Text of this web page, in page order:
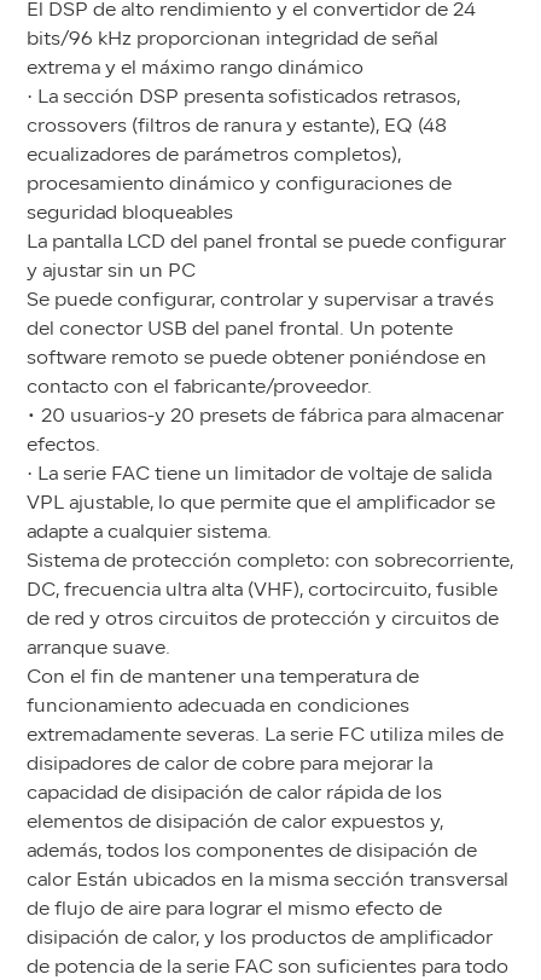
El DSP de alto rendimiento y el convertidor de 24
bits/96 kHz proporcionan integridad de señal
extrema y el máximo rango dinámico
· La sección DSP presenta sofisticados retrasos,
crossovers (filtros de ranura y estante), EQ (48
ecualizadores de parámetros completos),
procesamiento dinámico y configuraciones de
seguridad bloqueables
La pantalla LCD del panel frontal se puede configurar
y ajustar sin un PC
Se puede configurar, controlar y supervisar a través
del conector USB del panel frontal. Un potente
software remoto se puede obtener poniéndose en
contacto con el fabricante/proveedor.
• 20 usuarios-y 20 presets de fábrica para almacenar
efectos.
· La serie FAC tiene un limitador de voltaje de salida
VPL ajustable, lo que permite que el amplificador se
adapte a cualquier sistema.
Sistema de protección completo: con sobrecorriente,
DC, frecuencia ultra alta (VHF), cortocircuito, fusible
de red y otros circuitos de protección y circuitos de
arranque suave.
Con el fin de mantener una temperatura de
funcionamiento adecuada en condiciones
extremadamente severas. La serie FC utiliza miles de
disipadores de calor de cobre para mejorar la
capacidad de disipación de calor rápida de los
elementos de disipación de calor expuestos y,
además, todos los componentes de disipación de
calor Están ubicados en la misma sección transversal
de flujo de aire para lograr el mismo efecto de
disipación de calor, y los productos de amplificador
de potencia de la serie FAC son suficientes para todo